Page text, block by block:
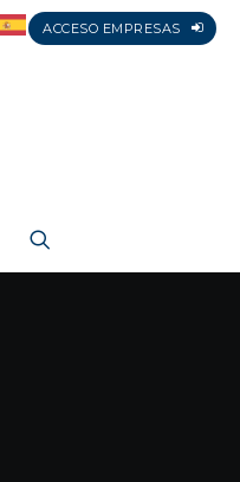
ACCESO EMPRESAS